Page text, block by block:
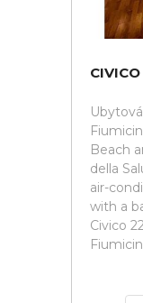
Beach
della
air-
with a
Civico